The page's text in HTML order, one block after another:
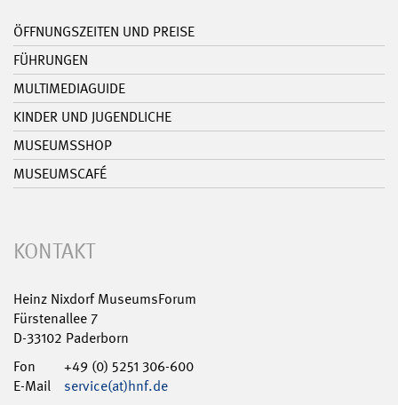
ÖFFNUNGSZEITEN UND PREISE
FÜHRUNGEN
MULTIMEDIAGUIDE
KINDER UND JUGENDLICHE
MUSEUMSSHOP
MUSEUMSCAFÉ
KONTAKT
Heinz Nixdorf MuseumsForum
Fürstenallee 7
D-33102 Paderborn
Fon
+49 (0) 5251 306-600
E-Mail
service(at)hnf.de